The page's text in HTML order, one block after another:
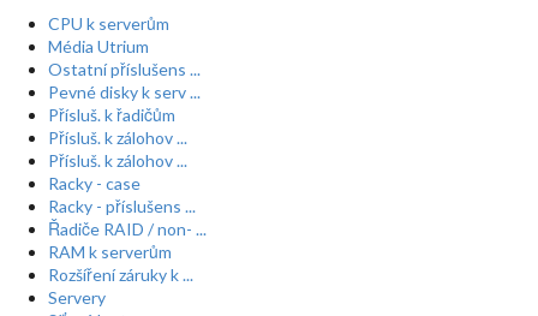
CPU k serverům
Média Utrium
Ostatní příslušens ...
Pevné disky k serv ...
Přísluš. k řadičům
Přísluš. k zálohov ...
Přísluš. k zálohov ...
Racky - case
Racky - příslušens ...
Řadiče RAID / non- ...
RAM k serverům
Rozšíření záruky k ...
Servery